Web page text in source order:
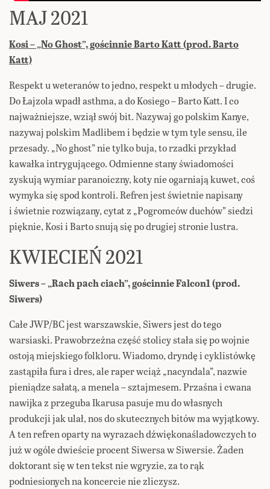
MAJ 2021
Kosi – „No Ghost”, gościnnie Barto Katt (prod. Barto
Katt)
Respekt u weteranów to jedno, respekt u młodych – drugie.
Do Łajzola wpadł asthma, a do Kosiego – Barto Katt. I co
najważniejsze, wziął swój bit. Nazywaj go polskim Kanye,
nazywaj polskim Madlibem i będzie w tym tyle sensu, ile
przesady. „No ghost” nie tylko buja, to rzadki przykład
kawałka intrygującego. Odmienne stany świadomości
zyskują wymiar paranoiczny, koty nie ogarniają kuwet, coś
wymyka się spod kontroli. Refren jest świetnie napisany
i świetnie rozwiązany, cytat z „Pogromców duchów” siedzi
pięknie, Kosi i Barto snują się po drugiej stronie lustra.
KWIECIEŃ 2021
Siwers – „Rach pach ciach”, gościnnie Falcon1 (prod.
Siwers)
Całe JWP/BC jest warszawskie, Siwers jest do tego
warsiaski. Prawobrzeżna część stolicy stała się po wojnie
ostoją miejskiego folkloru. Wiadomo, dryndę i cyklistówkę
zastąpiła fura i dres, ale raper wciąż „nacyndala”, nazwie
pieniądze sałatą, a menela – sztajmesem. Przaśna i cwana
nawijka z przeguba Ikarusa pasuje mu do własnych
produkcji jak ulał, nos do skutecznych bitów ma wyjątkowy.
A ten refren oparty na wyrazach dźwiękonaśladowczych to
już w ogóle dwieście procent Siwersa w Siwersie. Żaden
doktorant się w ten tekst nie wgryzie, za to rąk
podniesionych na koncercie nie zliczysz.